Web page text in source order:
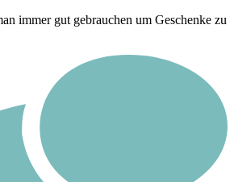
immer gut gebrauchen um Geschenke zu